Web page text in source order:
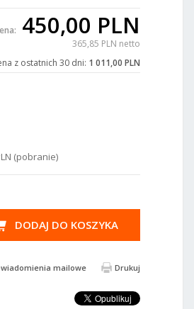
450,00 PLN
365,85 PLN netto
z ostatnich 30 dni: 1 011,00 PLN
(pobranie)
DODAJ DO KOSZYKA
mailowe Drukuj